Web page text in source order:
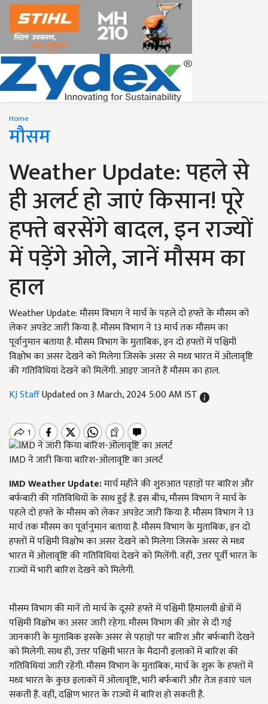
Home
मौसम
Weather Update: पहले से
ही अलर्ट हो जाएं किसान! पूरे
हफ्ते बरसेंगे बादल, इन राज्यों
में पड़ेंगे ओले, जानें मौसम का
हाल
Weather Update: मौसम विभाग ने मार्च के पहले दो हफ्ते के मौसम को
लेकर अपडेट जारी किया है. मौसम विभाग ने 13 मार्च तक मौसम का
पूर्वानुमान बताया है. मौसम विभाग के मुताबिक, इन दो हफ्तों में पश्चिमी
विक्षोभ का असर देखने को मिलेगा जिसके असर से मध्य भारत में ओलावृष्टि
की गतिविधियां देखने को मिलेंगी. आइए जानते हैं मौसम का हाल.
KJ StaffUpdated on 3 March, 2024 5:00 AM IST
IMD ने जारी किया बारिश-ओलावृष्टि का अलर्ट
IMD Weather Update:मार्च महीने की शुरुआत पहाड़ों पर बारिश और
बर्फबारी की गतिविधियों के साथ हुई है. इस बीच, मौसम विभाग ने मार्च के
पहले दो हफ्ते के मौसम को लेकर अपडेट जारी किया है. मौसम विभाग ने 13
मार्च तक मौसम का पूर्वानुमान बताया है. मौसम विभाग के मुताबिक, इन दो
हफ्तों में पश्चिमी विक्षोभ का असर देखने को मिलेगा जिसके असर से मध्य
भारत में ओलावृष्टि की गतिविधियां देखने को मिलेंगी. वहीं, उत्तर पूर्वी भारत के
राज्यों में भारी बारिश देखने को मिलेगी.
मौसम विभाग की मानें तो मार्च के दूसरे हफ्ते में पश्चिमी हिमालयी क्षेत्रों में
पश्चिमी विक्षोभ का असर जारी रहेगा. मौसम विभाग की ओर से दी गई
जानकारी के मुताबिक इसके असर से पहाड़ों पर बारिश और बर्फबारी देखने
को मिलेगी. साथ ही, उत्तर पश्चिमी भारत के मैदानी इलाकों में बारिश की
गतिविधियां जारी रहेंगी. मौसम विभाग के मुताबिक, मार्च के शुरू के हफ्तों में
मध्य भारत के कुछ इलाकों में ओलावृष्टि, भारी बर्फबारी और तेज हवाएं चल
सकती हैं. वहीं, दक्षिण भारत के राज्यों में बारिश हो सकती है.